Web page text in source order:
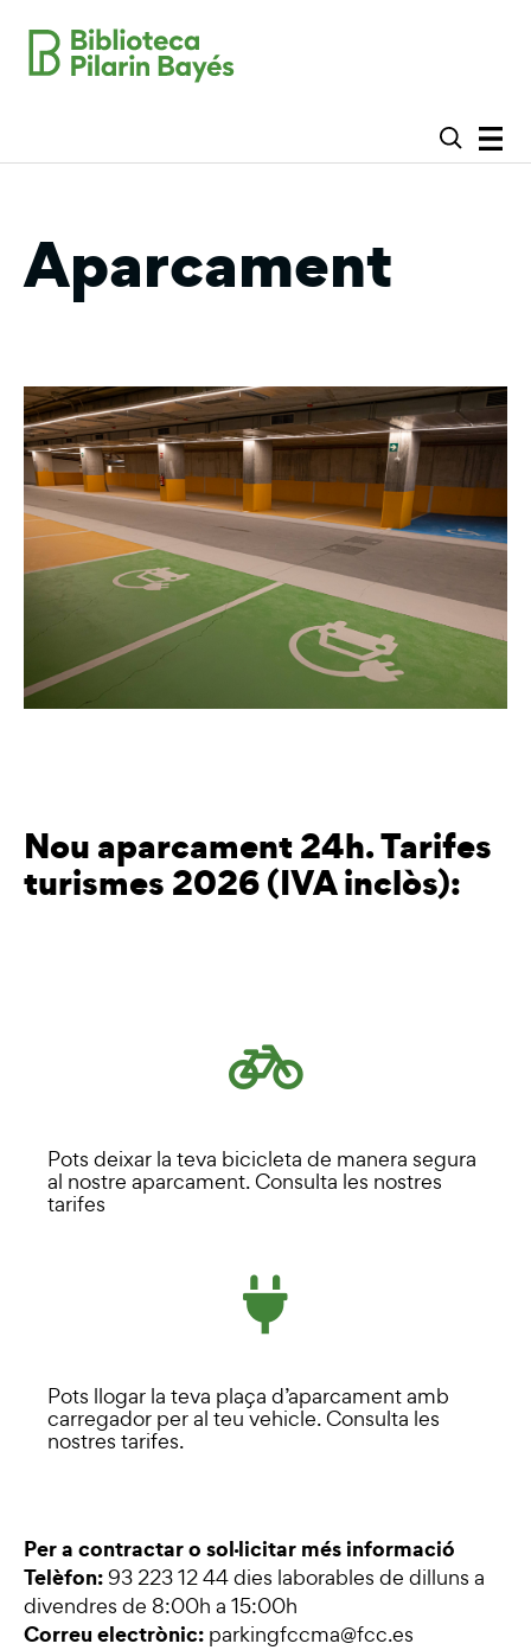
Aparcament
Nou aparcament 24h. Tarifes
turismes 2026 (IVA inclòs):
Pots deixar la teva bicicleta de manera segura
al nostre aparcament. Consulta les nostres
tarifes
Pots llogar la teva plaça d’aparcament amb
carregador per al teu vehicle. Consulta les
nostres tarifes.
Per a contractar o sol·licitar més informació
Telèfon: 93 223 12 44 dies laborables de dilluns a
divendres de 8:00h a 15:00h
Correu electrònic: parkingfccma@fcc.es